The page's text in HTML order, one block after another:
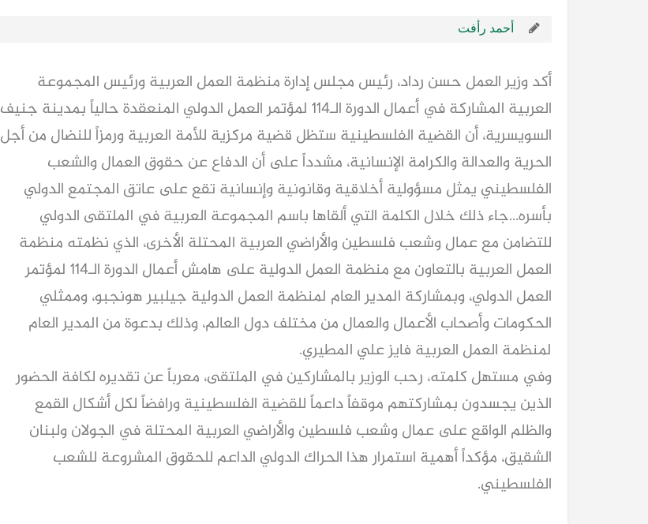
أحمد رأفت
أكد وزير العمل حسن رداد، رئيس مجلس إدارة منظمة العمل العربية ورئيس المجموعة
العربية المشاركة في أعمال الدورة الـ114 لمؤتمر العمل الدولي المنعقدة حالياً بمدينة جنيف
السويسرية، أن القضية الفلسطينية ستظل قضية مركزية للأمة العربية ورمزاً للنضال من أجل
الحرية والعدالة والكرامة الإنسانية، مشدداً على أن الدفاع عن حقوق العمال والشعب
الفلسطيني يمثل مسؤولية أخلاقية وقانونية وإنسانية تقع على عاتق المجتمع الدولي
بأسره...جاء ذلك خلال الكلمة التي ألقاها باسم المجموعة العربية في الملتقى الدولي
للتضامن مع عمال وشعب فلسطين والأراضي العربية المحتلة الأخرى، الذي نظمته منظمة
العمل العربية بالتعاون مع منظمة العمل الدولية على هامش أعمال الدورة الـ114 لمؤتمر
العمل الدولي، وبمشاركة المدير العام لمنظمة العمل الدولية جيلبير هونجبو، وممثلي
الحكومات وأصحاب الأعمال والعمال من مختلف دول العالم، وذلك بدعوة من المدير العام
لمنظمة العمل العربية فايز علي المطيري.
وفي مستهل كلمته، رحب الوزير بالمشاركين في الملتقى، معرباً عن تقديره لكافة الحضور
الذين يجسدون بمشاركتهم موقفاً داعماً للقضية الفلسطينية ورافضاً لكل أشكال القمع
والظلم الواقع على عمال وشعب فلسطين والأراضي العربية المحتلة في الجولان ولبنان
الشقيق، مؤكداً أهمية استمرار هذا الحراك الدولي الداعم للحقوق المشروعة للشعب
الفلسطيني.